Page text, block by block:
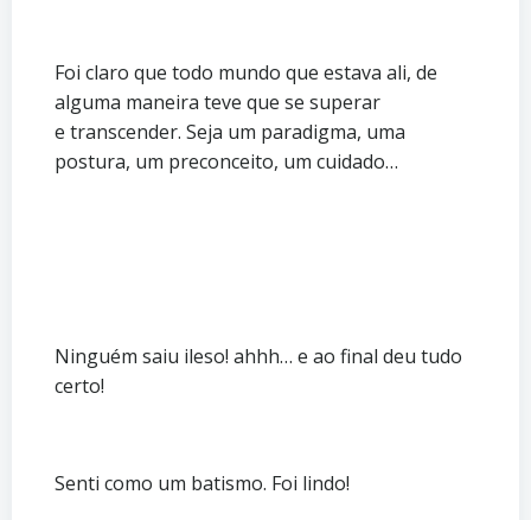
Foi claro que todo mundo que estava ali, de
alguma maneira teve que se superar
e transcender. Seja um paradigma, uma
postura, um preconceito, um cuidado…
Ninguém saiu ileso! ahhh… e ao final deu tudo
certo!
Senti como um batismo. Foi lindo!